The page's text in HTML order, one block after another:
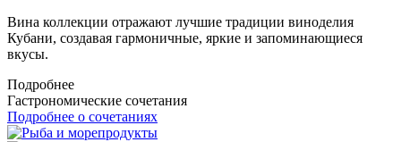
Вина коллекции отражают лучшие традиции виноделия
Кубани, создавая гармоничные, яркие и запоминающиеся
вкусы.
Подробнее
Гастрономические сочетания
Подробнее о сочетаниях